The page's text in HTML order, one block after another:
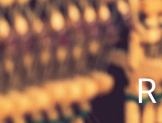
Panneau de gestion des cookies